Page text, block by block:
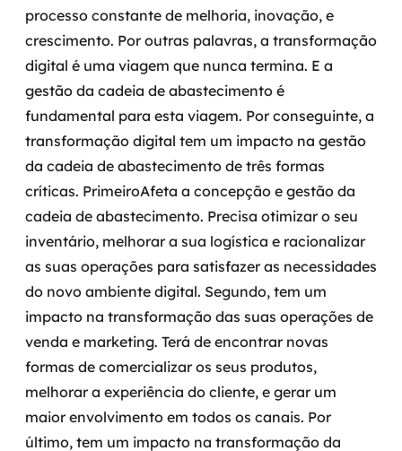
processo constante de melhoria, inovação, e
crescimento. Por outras palavras, a transformação
digital é uma viagem que nunca termina. E a
gestão da cadeia de abastecimento é
fundamental para esta viagem. Por conseguinte, a
transformação digital tem um impacto na gestão
da cadeia de abastecimento de três formas
críticas. PrimeiroAfeta a concepção e gestão da
cadeia de abastecimento. Precisa otimizar o seu
inventário, melhorar a sua logística e racionalizar
as suas operações para satisfazer as necessidades
do novo ambiente digital. Segundo, tem um
impacto na transformação das suas operações de
venda e marketing. Terá de encontrar novas
formas de comercializar os seus produtos,
melhorar a experiência do cliente, e gerar um
maior envolvimento em todos os canais. Por
último, tem um impacto na transformação da